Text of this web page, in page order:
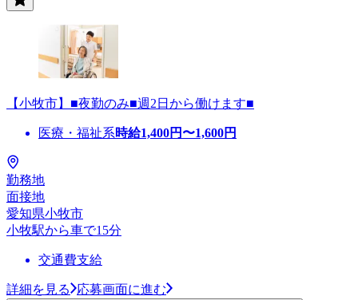
【小牧市】■夜勤のみ■週2日から働けます■
医療・福祉系時給1,400円〜1,600円
勤務地
面接地
愛知県小牧市
小牧駅から車で15分
交通費支給
詳細を見る 応募画面に進む